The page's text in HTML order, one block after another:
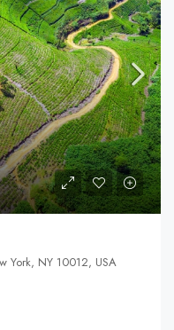
York, NY 10012, USA